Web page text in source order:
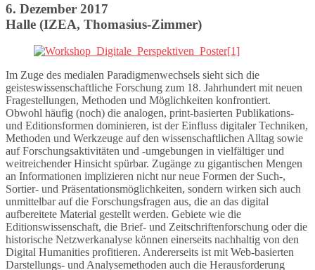
6. Dezember 2017
Halle (IZEA, Thomasius-Zimmer)
Im Zuge des medialen Paradigmenwechsels sieht sich die
geisteswissenschaftliche Forschung zum 18. Jahrhundert mit neuen
Fragestellungen, Methoden und Möglichkeiten konfrontiert.
Obwohl häufig (noch) die analogen, print-basierten Publikations-
und Editionsformen dominieren, ist der Einfluss digitaler Techniken,
Methoden und Werkzeuge auf den wissenschaftlichen Alltag sowie
auf Forschungsaktivitäten und -umgebungen in vielfältiger und
weitreichender Hinsicht spürbar. Zugänge zu gigantischen Mengen
an Informationen implizieren nicht nur neue Formen der Such-,
Sortier- und Präsentationsmöglichkeiten, sondern wirken sich auch
unmittelbar auf die Forschungsfragen aus, die an das digital
aufbereitete Material gestellt werden. Gebiete wie die
Editionswissenschaft, die Brief- und Zeitschriftenforschung oder die
historische Netzwerkanalyse können einerseits nachhaltig von den
Digital Humanities profitieren. Andererseits ist mit Web-basierten
Darstellungs- und Analysemethoden auch die Herausforderung